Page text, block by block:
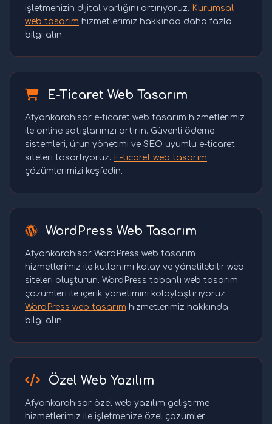
işletmenizin dijital varlığını artırıyoruz. Kurumsal
web tasarım hizmetlerimiz hakkında daha fazla
bilgi alın.
E-Ticaret Web Tasarım
Afyonkarahisar e-ticaret web tasarım hizmetlerimiz
ile online satışlarınızı artırın. Güvenli ödeme
sistemleri, ürün yönetimi ve SEO uyumlu e-ticaret
siteleri tasarlıyoruz. E-ticaret web tasarım
çözümlerimizi keşfedin.
WordPress Web Tasarım
Afyonkarahisar WordPress web tasarım
hizmetlerimiz ile kullanımı kolay ve yönetilebilir web
siteleri oluşturun. WordPress tabanlı web tasarım
çözümleri ile içerik yönetimini kolaylaştırıyoruz.
WordPress web tasarım hizmetlerimiz hakkında
bilgi alın.
Özel Web Yazılım
Afyonkarahisar özel web yazılım geliştirme
hizmetlerimiz ile işletmenize özel çözümler